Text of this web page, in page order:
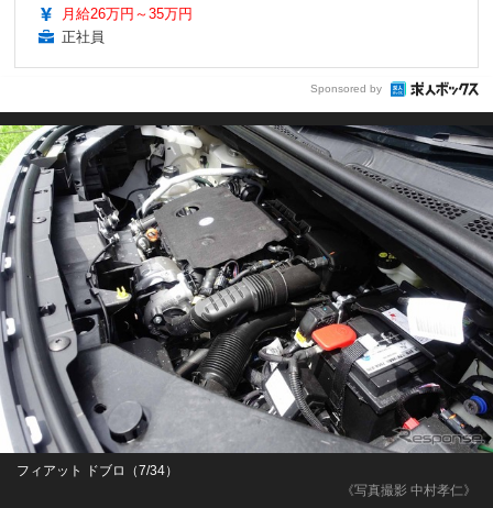
月給26万円～35万円
正社員
Sponsored by
《写真撮影 中村孝仁》
フィアット ドブロ（7/34）